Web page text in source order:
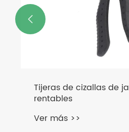
Tijeras de cizallas de
rentables
Ver más >>
